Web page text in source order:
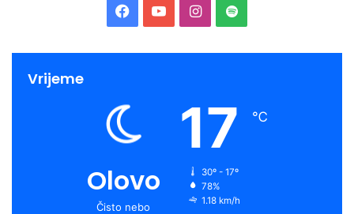
Facebook
YouTubeInstagram
Spotify
Vrijeme
Olovo
Čisto nebo
17 ℃
30º - 17º
78%
1.18 km/h